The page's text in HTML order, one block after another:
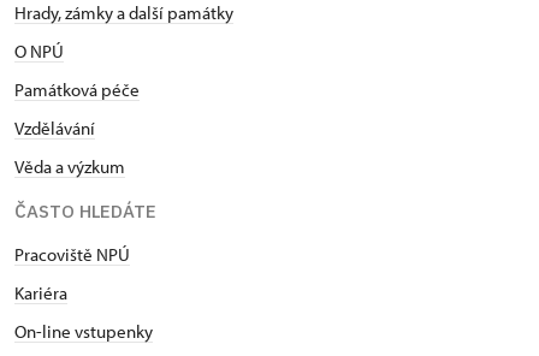
Hrady, zámky a další památky
O NPÚ
Památková péče
Vzdělávání
Věda a výzkum
ČASTO HLEDÁTE
Pracoviště NPÚ
Kariéra
On-line vstupenky